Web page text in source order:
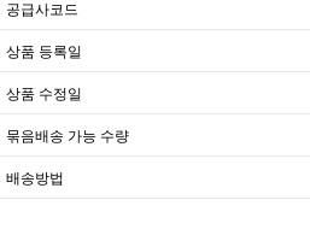
공급사코드
상품 등록일
상품 수정일
묶음배송 가능 수량
배송방법